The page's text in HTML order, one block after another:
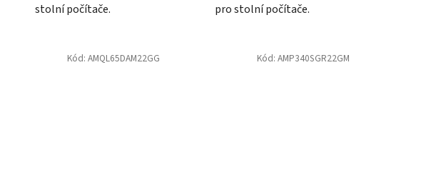
stolní počítače.
pro stolní počítače.
Kód: AMQL65DAM22GG Kód: AMP340SGR22GM